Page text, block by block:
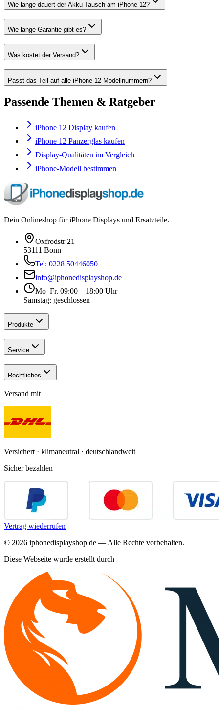
Wie lange dauert der Akku-Tausch am iPhone 12?
Wie lange Garantie gibt es?
Was kostet der Versand?
Passt das Teil auf alle iPhone 12 Modellnummern?
Passende Themen & Ratgeber
iPhone 12 Display kaufen
iPhone 12 Panzerglas kaufen
Display-Qualitäten im Vergleich
iPhone-Modell bestimmen
Dein Onlineshop für iPhone Displays und Ersatzteile.
Oxfrodstr 21
53111 Bonn
Tel: 0228 50446050
info@iphonedisplayshop.de
Mo–Fr. 09:00 – 18:00 Uhr
Samstag: geschlossen
Produkte
Service
Rechtliches
Versand mit
Versichert · klimaneutral · deutschlandweit
Sicher bezahlen
Vertrag wiederrufen
© 2026 iphonedisplayshop.de — Alle Rechte vorbehalten.
Diese Webseite wurde erstellt durch